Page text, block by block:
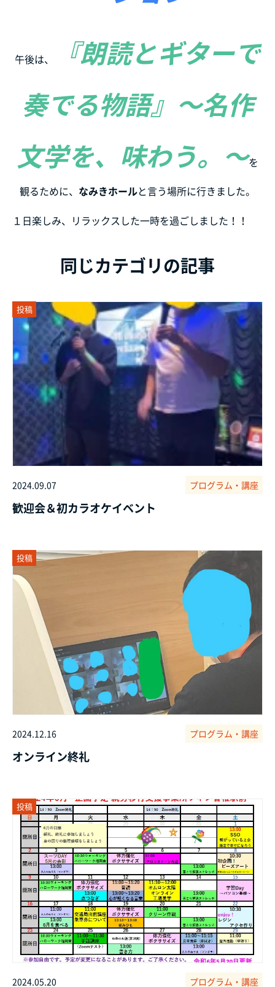
午後は、
『朗読とギターで
奏でる物語』～名作
文学を、味わう。～を
観るために、 なみきホールと言う場所に行きました。
１日楽しみ、リラックスした一時を過ごしました！！
同じカテゴリの記事
投稿
2024.09.07 プログラム・講座
歓迎会＆初カラオケイベント
投稿
2024.12.16 プログラム・講座
オンライン終礼
投稿
2024.05.20 プログラム・講座